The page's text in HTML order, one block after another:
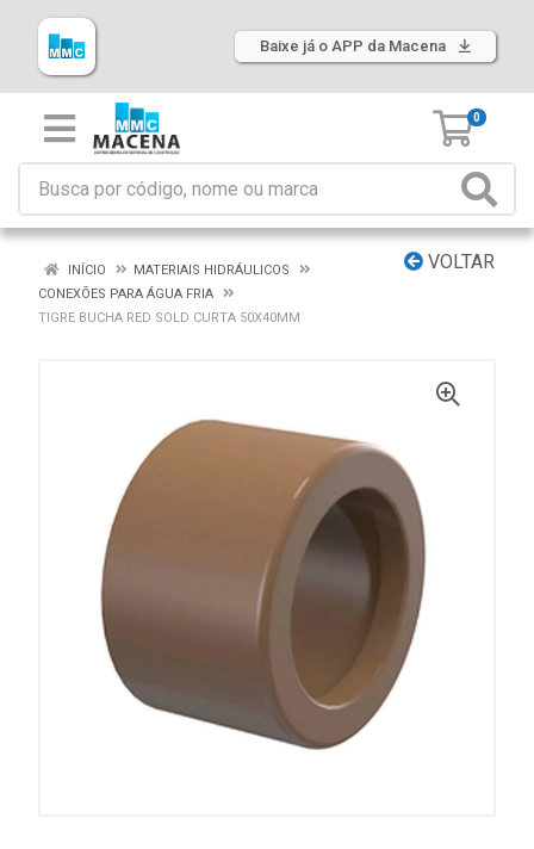
Baixe já o APP da Macena
0
VOLTAR
INÍCIO
MATERIAIS HIDRÁULICOS
CONEXÕES PARA ÁGUA FRIA
TIGRE BUCHA RED SOLD CURTA 50X40MM